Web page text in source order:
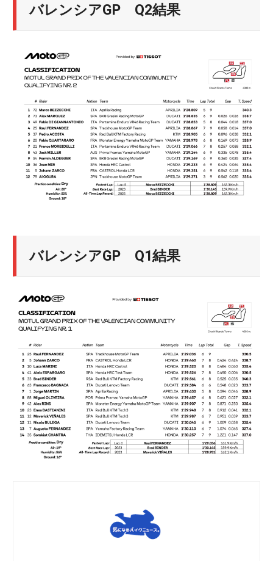
バレンシアGP Q2結果
バレンシアGP Q1結果